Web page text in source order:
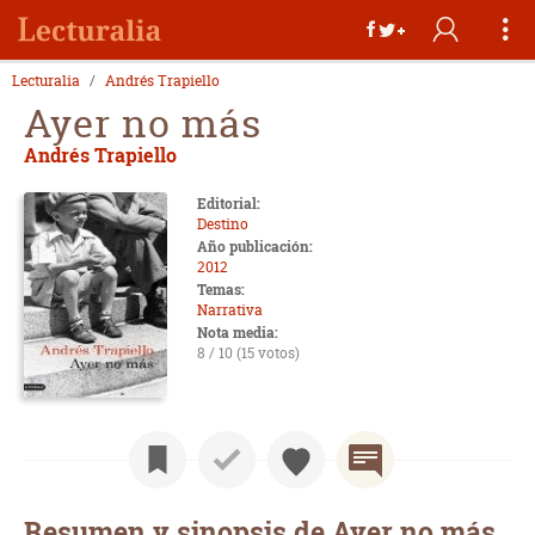
Lecturalia Andrés Trapiello
Ayer no más
Andrés Trapiello
Editorial:
Destino
Año publicación:
2012
Temas:
Narrativa
Nota media:
8 / 10 (15 votos)